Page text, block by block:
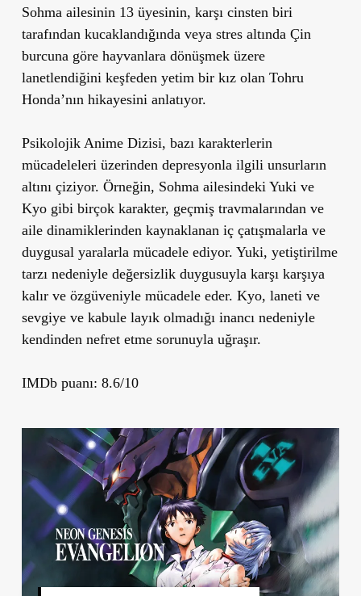
Sohma ailesinin 13 üyesinin, karşı cinsten biri
tarafından kucaklandığında veya stres altında Çin
burcuna göre hayvanlara dönüşmek üzere
lanetlendiğini keşfeden yetim bir kız olan Tohru
Honda’nın hikayesini anlatıyor.
Psikolojik Anime Dizisi, bazı karakterlerin
mücadeleleri üzerinden depresyonla ilgili unsurların
altını çiziyor. Örneğin, Sohma ailesindeki Yuki ve
Kyo gibi birçok karakter, geçmiş travmalarından ve
aile dinamiklerinden kaynaklanan iç çatışmalarla ve
duygusal yaralarla mücadele ediyor. Yuki, yetiştirilme
tarzı nedeniyle değersizlik duygusuyla karşı karşıya
kalır ve özgüveniyle mücadele eder. Kyo, laneti ve
sevgiye ve kabule layık olmadığı inancı nedeniyle
kendinden nefret etme sorunuyla uğraşır.
IMDb puanı: 8.6/10